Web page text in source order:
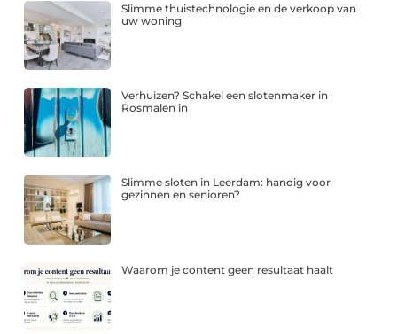
Slimme thuistechnologie en de verkoop van
uw woning
Verhuizen? Schakel een slotenmaker in
Rosmalen in
Slimme sloten in Leerdam: handig voor
gezinnen en senioren?
Waarom je content geen resultaat haalt